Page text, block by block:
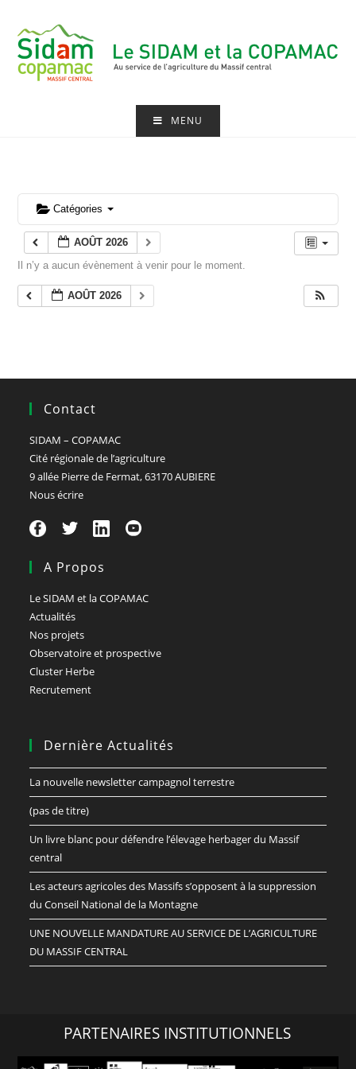
content
MENU
Catégories
AOÛT 2026
Il n’y a aucun évènement à venir pour le moment.
AOÛT 2026
Contact
SIDAM – COPAMAC
Cité régionale de l’agriculture
9 allée Pierre de Fermat, 63170 AUBIERE
Nous écrire
A Propos
Le SIDAM et la COPAMAC
Actualités
Nos projets
Observatoire et prospective
Cluster Herbe
Recrutement
Dernière Actualités
La nouvelle newsletter campagnol terrestre
(pas de titre)
Un livre blanc pour défendre l’élevage herbager du Massif
central
Les acteurs agricoles des Massifs s’opposent à la suppression
du Conseil National de la Montagne
UNE NOUVELLE MANDATURE AU SERVICE DE L’AGRICULTURE
DU MASSIF CENTRAL
PARTENAIRES INSTITUTIONNELS